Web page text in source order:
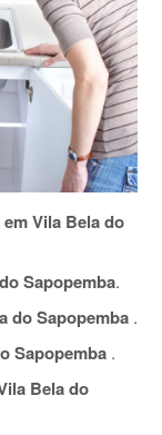
Vila Bela do
Sapopemba.
do Sapopemba .
Sapopemba .
Bela do